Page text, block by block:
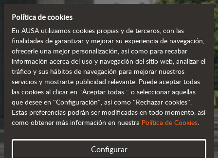
Política de cookies
En AUSA utilizamos cookies propias y de terceros, con las
finalidades de garantizar y mejorar su experiencia de navegación,
ofrecerle una mejor personalización, así como para recabar
información acerca del uso y navegación del sitio web, analizar el
tráfico y sus hábitos de navegación para mejorar nuestros
servicios y mostrarte publicidad relevante. Puede aceptar todas
las cookies al clicar en ¨Aceptar todas ¨ o seleccionar aquellas
que desee en ¨Configuración¨, así como ¨Rechazar cookies¨.
Estas preferencias podrán ser modificadas en todo momento, así
como obtener más información en nuestra Política de Cookies.
Configurar